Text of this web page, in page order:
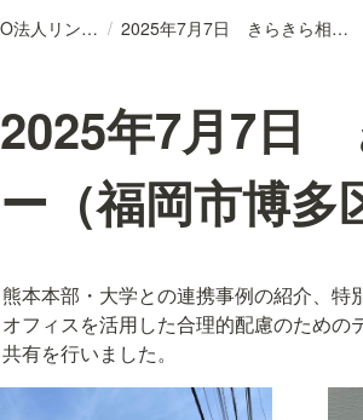
活動報告：NPO法人リンパカフェ / 2025年7月7日 きらきら相談支援センター（福岡市博多区）を訪問しました。
2025年7月7日
ー（福岡市博多
熊本本部・大学との連携事例の紹介、特
オフィスを活用した合理的配慮のため
共有を行いました。